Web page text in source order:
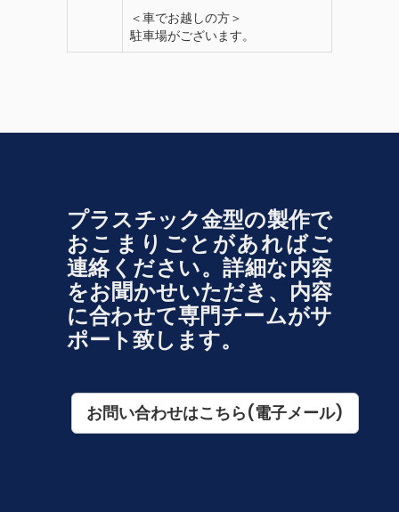
＜車でお越しの方＞
駐車場がございます。
プラスチック金型の製作で
おこまりごとがあればご
連絡ください。詳細な内容
をお聞かせいただき、内容
に合わせて専門チームがサ
ポート致します。
お問い合わせはこちら(電子メール)